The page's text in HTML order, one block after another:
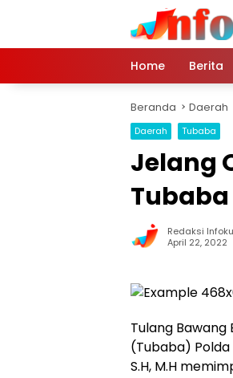
Home Berita
Beranda Daerah
Daerah Tubaba
Jelang
Redaksi Infoku
April 22, 2022
Tulang
(Tubaba) Polda
S.H, M.H